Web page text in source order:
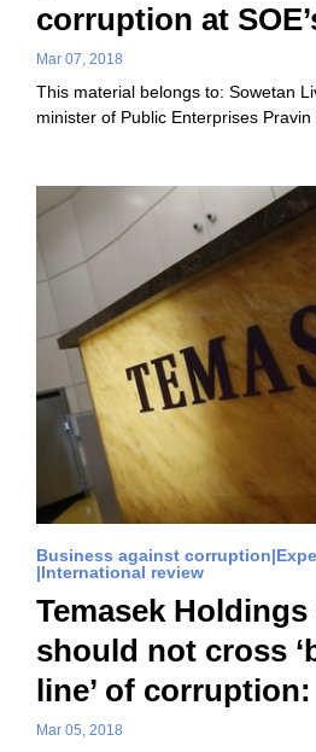
corruption at
Mar 07, 2018
This material belongs to: Sowetan
minister of Public Enterprises
Business against corruption
International review
Temasek
should not cross
line’ of
Mar 05, 2018